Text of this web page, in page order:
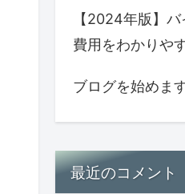
【2024年版】
費用をわかりや
ブログを始めます
最近のコメント